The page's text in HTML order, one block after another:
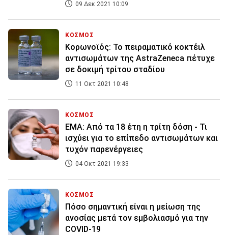
09 Δεκ 2021 10:09
ΚΟΣΜΟΣ
Κορωνοϊός: Το πειραματικό κοκτέιλ
αντισωμάτων της AstraZeneca πέτυχε
σε δοκιμή τρίτου σταδίου
11 Οκτ 2021 10:48
ΚΟΣΜΟΣ
ΕΜΑ: Από τα 18 έτη η τρίτη δόση - Τι
ισχύει για το επίπεδο αντισωμάτων και
τυχόν παρενέργειες
04 Οκτ 2021 19:33
ΚΟΣΜΟΣ
Πόσο σημαντική είναι η μείωση της
ανοσίας μετά τον εμβολιασμό για την
COVID-19